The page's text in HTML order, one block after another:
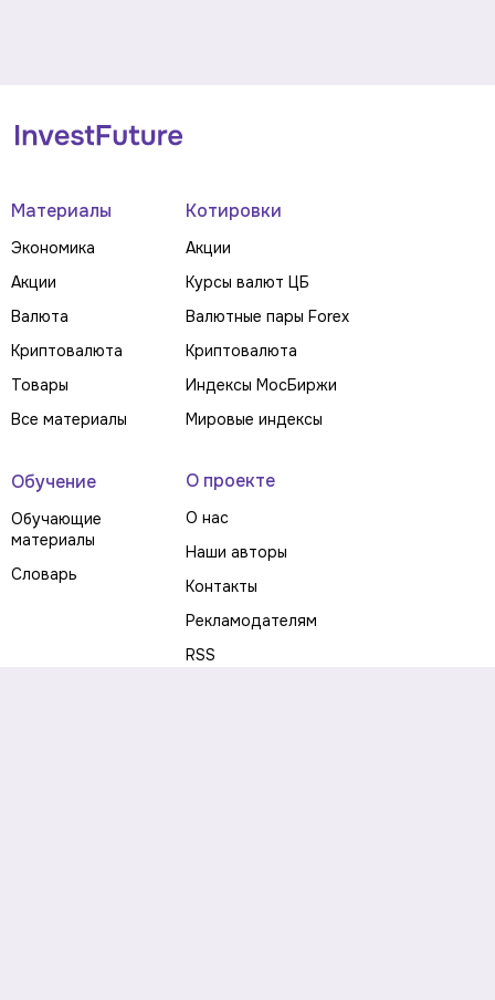
Материалы
Экономика
Акции
Валюта
Криптовалюта
Товары
Все материалы
Котировки
Акции
Курсы валют ЦБ
Валютные пары Forex
Криптовалюта
Индексы МосБиржи
Мировые индексы
Обучение
Обучающие
материалы
Словарь
О проекте
О нас
Наши авторы
Контакты
Рекламодателям
RSS